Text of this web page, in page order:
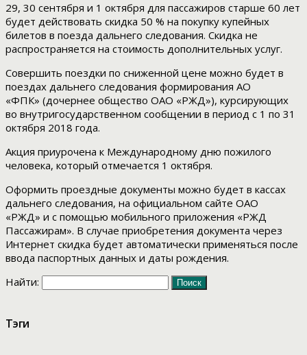
29, 30 сентября и 1 октября для пассажиров старше 60 лет
будет действовать скидка 50 % на покупку купейных
билетов в поезда дальнего следования. Скидка не
распространяется на стоимость дополнительных услуг.
Совершить поездки по сниженной цене можно будет в
поездах дальнего следования формирования АО
«ФПК» (дочернее общество ОАО «РЖД»), курсирующих
во внутригосударственном сообщении в период с 1 по 31
октября 2018 года.
Акция приурочена к Международному дню пожилого
человека, который отмечается 1 октября.
Оформить проездные документы можно будет в кассах
дальнего следования, на официальном сайте ОАО
«РЖД» и с помощью мобильного приложения «РЖД
Пассажирам». В случае приобретения документа через
Интернет скидка будет автоматически применяться после
ввода паспортных данных и даты рождения.
Найти:
Тэги